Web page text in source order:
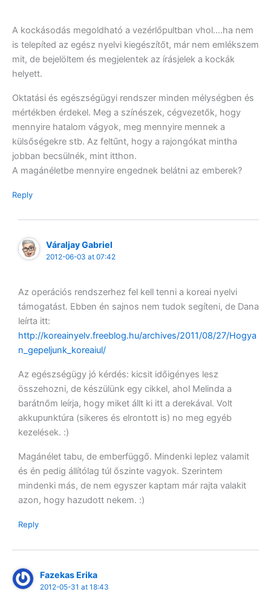
A kockásodás megoldható a vezérlőpultban vhol….ha nem
is telepíted az egész nyelvi kiegészítőt, már nem emlékszem
mit, de bejelöltem és megjelentek az írásjelek a kockák
helyett.
Oktatási és egészségügyi rendszer minden mélységben és
mértékben érdekel. Meg a színészek, cégvezetők, hogy
mennyire hatalom vágyok, meg mennyire mennek a
külsőségekre stb. Az feltűnt, hogy a rajongókat mintha
jobban becsülnék, mint itthon.
A magánéletbe mennyire engednek belátni az emberek?
Reply
Váraljay Gabriel
2012-06-03 at 07:42
Az operációs rendszerhez fel kell tenni a koreai nyelvi
támogatást. Ebben én sajnos nem tudok segíteni, de Dana
leírta itt:
http://koreainyelv.freeblog.hu/archives/2011/08/27/Hogya
n_gepeljunk_koreaiul/
Az egészségügy jó kérdés: kicsit időigényes lesz
összehozni, de készülünk egy cikkel, ahol Melinda a
barátnőm leírja, hogy miket állt ki itt a derekával. Volt
akkupunktúra (sikeres és elrontott is) no meg egyéb
kezelések. :)
Magánélet tabu, de emberfüggő. Mindenki leplez valamit
és én pedig állítólag túl őszinte vagyok. Szerintem
mindenki más, de nem egyszer kaptam már rajta valakit
azon, hogy hazudott nekem. :)
Reply
Fazekas Erika
2012-05-31 at 18:43